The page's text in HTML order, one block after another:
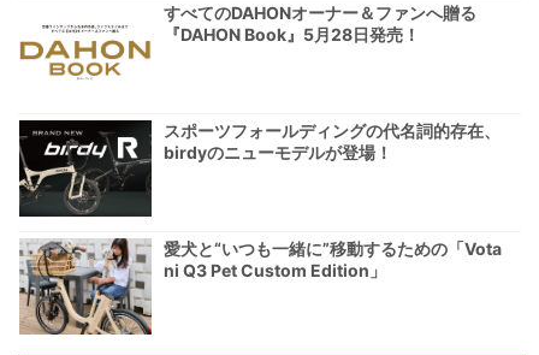
すべてのDAHONオーナー＆ファンへ贈る
『DAHON Book』5月28日発売！
スポーツフォールディングの代名詞的存在、
birdyのニューモデルが登場！
愛犬と“いつも一緒に”移動するための「Vota
ni Q3 Pet Custom Edition」